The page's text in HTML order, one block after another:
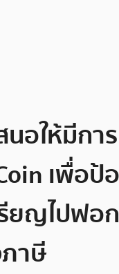
นอให้มีกา
เพื่อป้
ยญไปฟอ
าษี